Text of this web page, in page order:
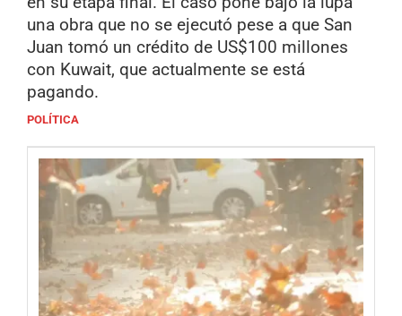
una obra que no se ejecutó pese a que San
Juan tomó un crédito de US$100 millones
con Kuwait, que actualmente se está
pagando.
POLÍTICA